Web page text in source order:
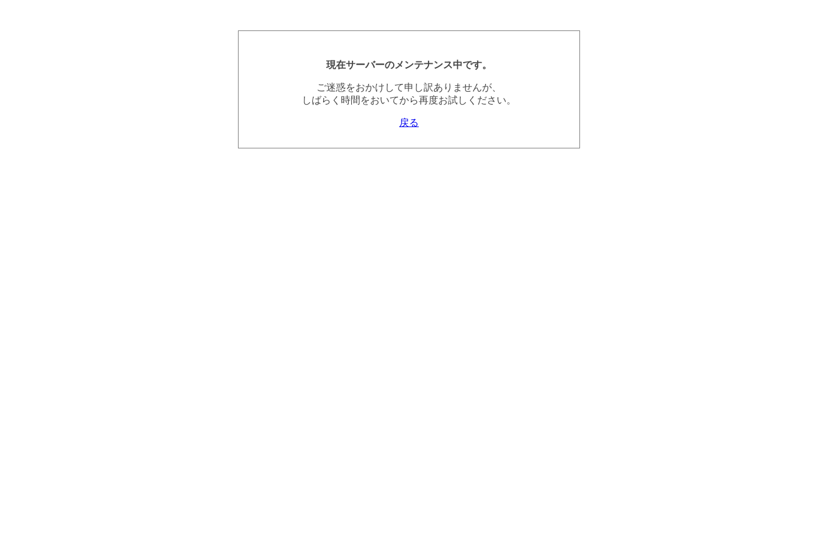
現在サーバーのメンテナンス中です。
ご迷惑をおかけして申し訳ありませんが、
しばらく時間をおいてから再度お試しください。
戻る